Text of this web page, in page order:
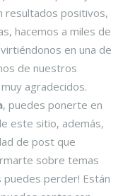
resultados positivos,
hacemos a miles de
en una de
de nuestros
agradecidos.
, puedes ponerte en
este sitio, además,
de post que
sobre temas
puedes perder! Están